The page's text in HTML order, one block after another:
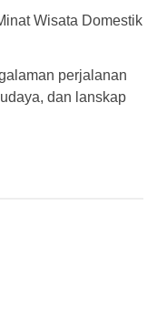
Wisata Domestik
perjalanan
dan lanskap